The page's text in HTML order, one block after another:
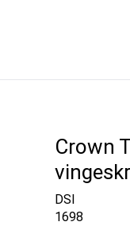
Crown
DSI
1698